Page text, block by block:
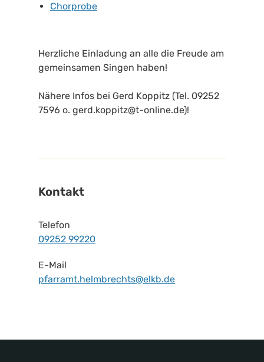
Chorprobe
Herzliche Einladung an alle die Freude am
gemeinsamen Singen haben!
Nähere Infos bei Gerd Koppitz (Tel. 09252
7596 o. gerd.koppitz@t-online.de)!
Kontakt
Telefon
09252 99220
E-Mail
pfarramt.helmbrechts@elkb.de